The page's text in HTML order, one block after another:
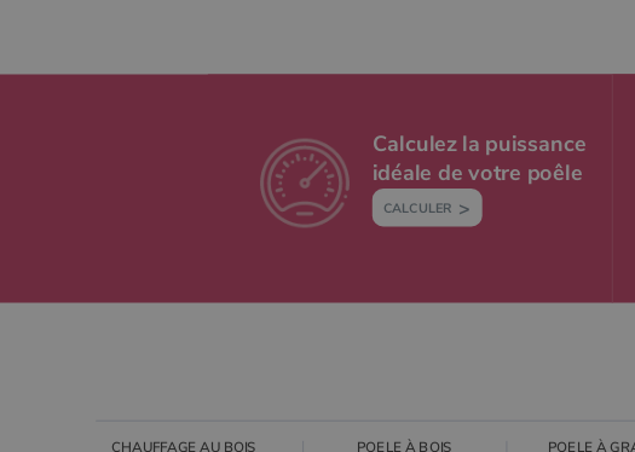
Calculez la puissance
idéale de votre poêle
CALCULER
CHAUFFAGE AU BOIS POELE À BOIS POELE À